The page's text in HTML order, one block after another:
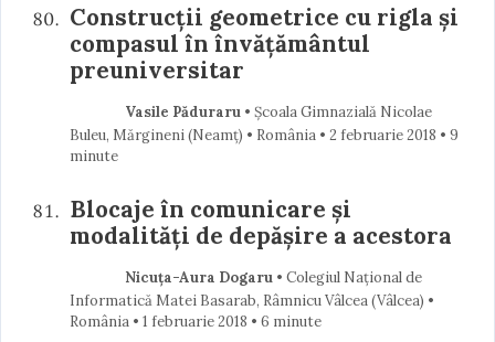
Construcții geometrice cu rigla și
compasul în învățământul
preuniversitar
Vasile Păduraru• Școala Gimnazială Nicolae
Buleu, Mărgineni (Neamţ) • România
2 februarie 2018 • 9
minute
Blocaje în comunicare și
modalități de depășire a acestora
Nicuța-Aura Dogaru• Colegiul Național de
Informatică Matei Basarab, Râmnicu Vâlcea (Vâlcea) •
România
1 februarie 2018 • 6 minute